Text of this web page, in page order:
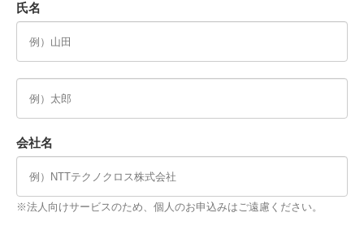
氏名
会社名
※法人向けサービスのため、個人のお申込みはご遠慮ください。